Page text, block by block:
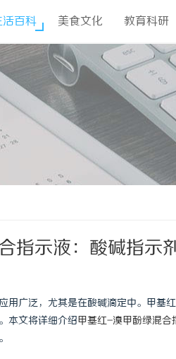
活百科 美食文化 教育科研
指示液：酸碱指示
用广泛，尤其是在酸碱滴定中。甲基
本文将详细介绍甲基红-溴甲酚绿混合